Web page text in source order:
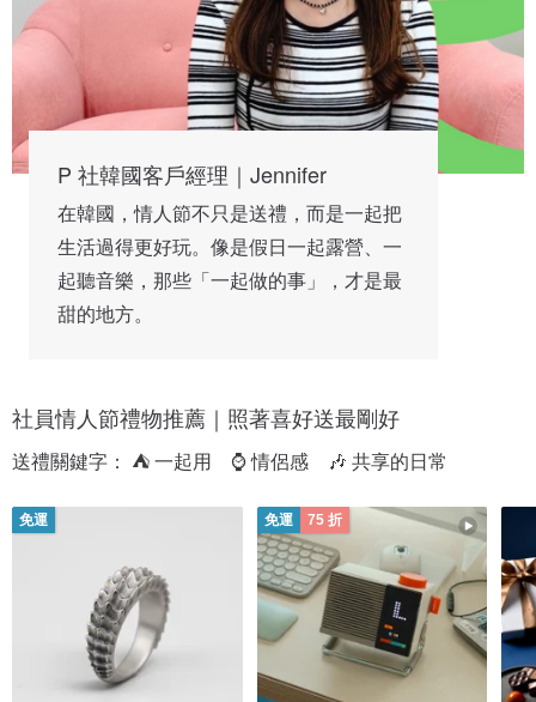
P 社韓國客戶經理｜Jennifer
在韓國，情人節不只是送禮，而是一起把
生活過得更好玩。像是假日一起露營、一
起聽音樂，那些「一起做的事」，才是最
甜的地方。
社員情人節禮物推薦｜照著喜好送最剛好
送禮關鍵字： ⛺ 一起用　⌚ 情侶感　🎶 共享的日常
免運 免運 75 折